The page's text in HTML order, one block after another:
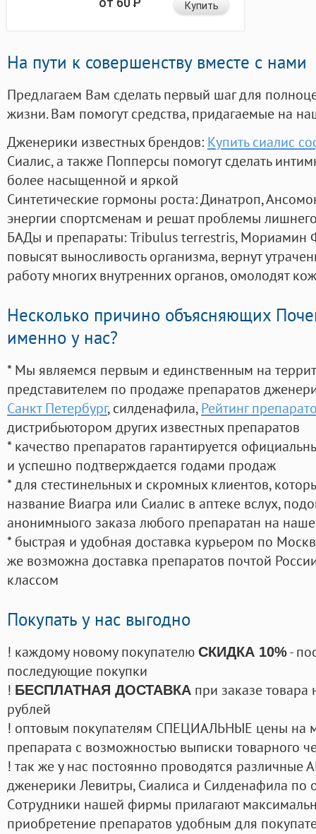
Купить
На пути к совершенству вместе с нами
Предлагаем Вам сделать первый шаг для
жизни. Вам помогут средства, придагаемые на
Дженерики известных брендов: Купить сиалис
Сиалис, а также Попперсы помогут сделать
более насыщенной и яркой
Синтетические гормоны роста: Динатроп,
энергии спортсменам и решат проблемы
БАДы и препараты:Tribulus terrestris, Мориамин
повысят выносливость организма, вернут
работу многих внутренних органов, омолодят
Несколько причино объясняющих
именно у нас?
* Мы являемся первым и единственным на
представителем по продаже препаратов
Санкт Петербург, силденафила, Рейтинг
дистрибьютором других известных препаратов
* качество препаратов гарантируется
и успешно подтверждается годами продаж
* для стестинельных и скромных клиентов,
название Виагра или Сиалис в аптеке вслух,
анонимныого заказа любого препаратан на
* быстрая и удобная доставка курьером по
же возможна доставка препаратов почтой
классом
Покупать у нас выгодно
! каждому новому покупателю СКИДКА 10%-
последующие покупки
! БЕСПЛАТНАЯ ДОСТАВКА при заказе
рублей
! оптовым покупателям СПЕЦИАЛЬНЫЕ цены на
препарата с возможностью выписки товарного
! так же у нас постоянно проводятся
дженерики Левитры, Сиалиса и Силденафила по
Cотрудники нашей фирмы прилагают
приобретение препаратов удобным для